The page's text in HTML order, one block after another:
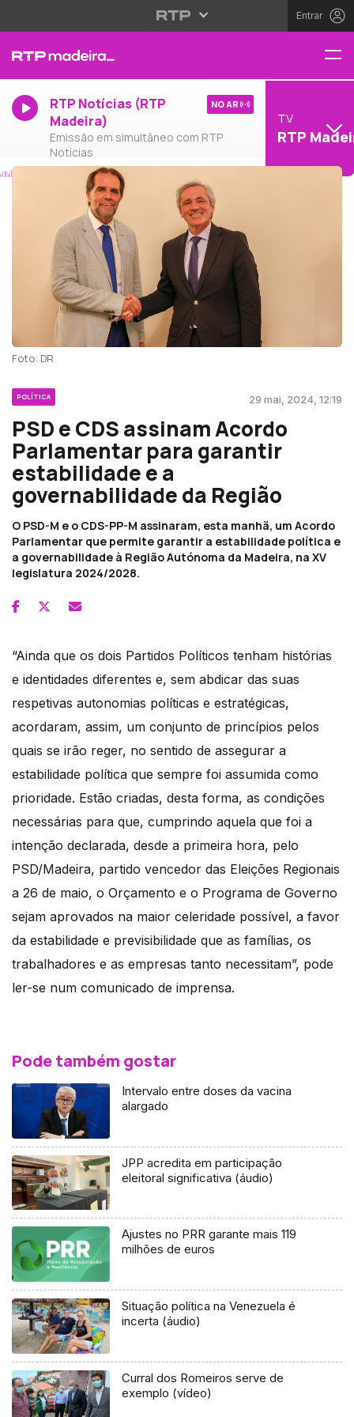
Entrar
RTP Notícias (RTP
Madeira)
Emissão em simultâneo com RTP
Notícias
NO AR
TV
RTP
Foto: DR
POLÍTICA 29 mai, 2024, 12:19
PSD e CDS assinam Acordo
Parlamentar para garantir
estabilidade e a
governabilidade da Região
O PSD-M e o CDS-PP-M assinaram, esta manhã, um Acordo
Parlamentar que permite garantir a estabilidade política e
a governabilidade à Região Autónoma da Madeira, na XV
legislatura 2024/2028.
“Ainda que os dois Partidos Políticos tenham histórias
e identidades diferentes e, sem abdicar das suas
respetivas autonomias políticas e estratégicas,
acordaram, assim, um conjunto de princípios pelos
quais se irão reger, no sentido de assegurar a
estabilidade política que sempre foi assumida como
prioridade. Estão criadas, desta forma, as condições
necessárias para que, cumprindo aquela que foi a
intenção declarada, desde a primeira hora, pelo
PSD/Madeira, partido vencedor das Eleições Regionais
a 26 de maio, o Orçamento e o Programa de Governo
sejam aprovados na maior celeridade possível, a favor
da estabilidade e previsibilidade que as famílias, os
trabalhadores e as empresas tanto necessitam”, pode
ler-se num comunicado de imprensa.
Pode também gostar
Intervalo entre doses da vacina
alargado
JPP acredita em participação
eleitoral significativa (áudio)
Ajustes no PRR garante mais 119
milhões de euros
Situação política na Venezuela é
incerta (áudio)
Curral dos Romeiros serve de
exemplo (vídeo)